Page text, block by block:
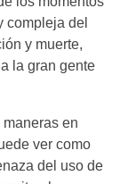
compleja del
y muerte,
la gran gente
en
ver como
del uso de